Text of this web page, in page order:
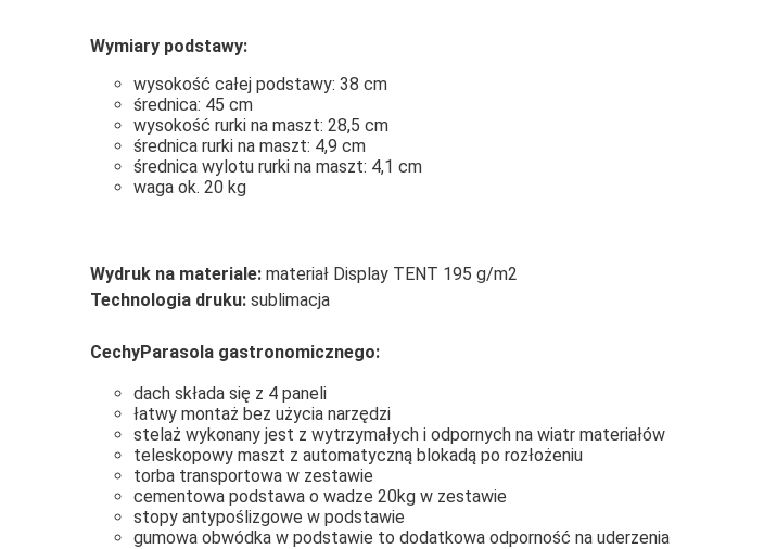
Wymiary podstawy:
wysokość całej podstawy: 38 cm
średnica: 45 cm
wysokość rurki na maszt: 28,5 cm
średnica rurki na maszt: 4,9 cm
średnica wylotu rurki na maszt: 4,1 cm
waga ok. 20 kg
Wydruk na materiale:materiał Display TENT 195 g/m2
Technologia druku:sublimacja
CechyParasola gastronomicznego:
dach składa się z 4 paneli
łatwy montaż bez użycia narzędzi
stelaż wykonany jest z wytrzymałych i odpornych na wiatr materiałów
teleskopowy maszt z automatyczną blokadą po rozłożeniu
torba transportowa w zestawie
cementowa podstawa o wadze 20kg w zestawie
stopy antypoślizgowe w podstawie
gumowa obwódka w podstawie to dodatkowa odporność na uderzenia